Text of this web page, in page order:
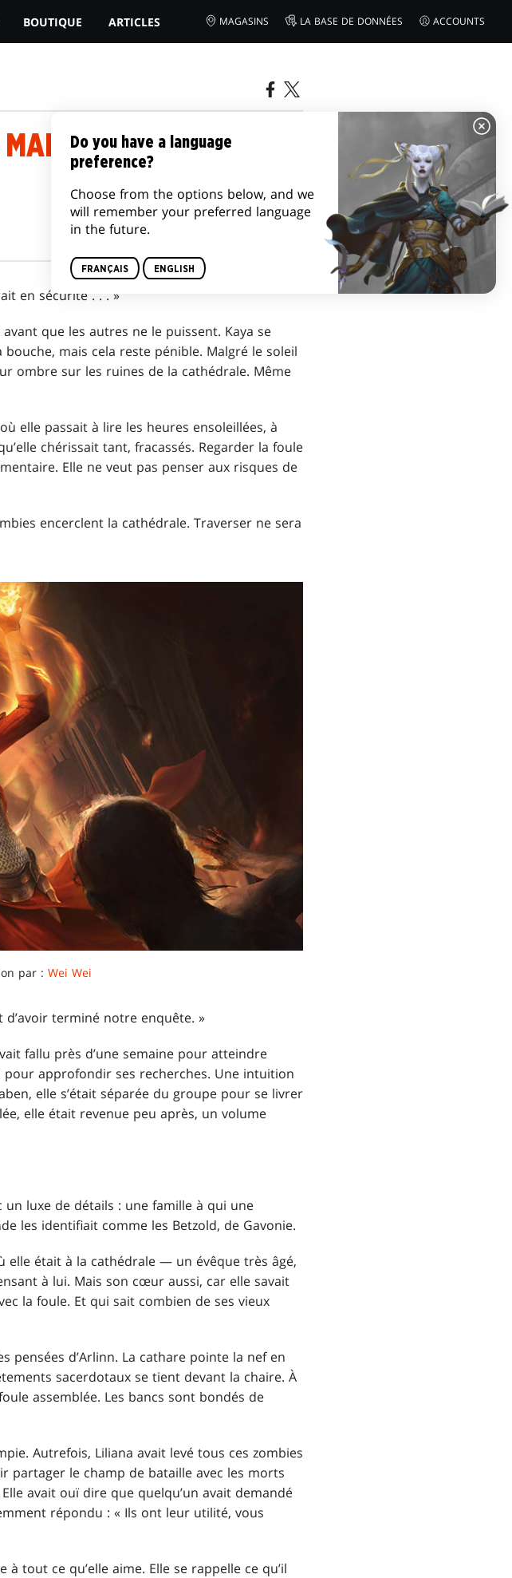
BOUTIQUE ARTICLES MAGASINS LA BASE DE DONNÉES ACCOUNTS
MAISON BETZOLD
en sécurité . . . »
que les autres ne le puissent. Kaya se
mais cela reste pénible. Malgré le soleil
ombre sur les ruines de la cathédrale. Même
elle passait à lire les heures ensoleillées, à
chérissait tant, fracassés. Regarder la foule
Elle ne veut pas penser aux risques de
encerclent la cathédrale. Traverser ne sera
par : Wei Wei
terminé notre enquête. »
fallu près d’une semaine pour atteindre
approfondir ses recherches. Une intuition
elle s’était séparée du groupe pour se livrer
elle était revenue peu après, un volume
luxe de détails : une famille à qui une
les identifiait comme les Betzold, de Gavonie.
elle était à la cathédrale — un évêque très âgé,
à lui. Mais son cœur aussi, car elle savait
la foule. Et qui sait combien de ses vieux
pensées d’Arlinn. La cathare pointe la nef en
sacerdotaux se tient devant la chaire. À
assemblée. Les bancs sont bondés de
Autrefois, Liliana avait levé tous ces zombies
partager le champ de bataille avec les morts
avait ouï dire que quelqu’un avait demandé
répondu : « Ils ont leur utilité, vous
tout ce qu’elle aime. Elle se rappelle ce qu’il
Do you have a language
preference?
Choose from the options below, and we
will remember your preferred language
in the future.
FRANÇAIS ENGLISH